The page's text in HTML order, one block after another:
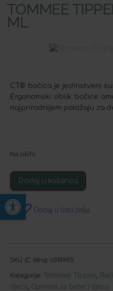
Open toolbar
TOMMEE
ML
CT® bočica je jedinstveni
Ergonomski oblik bočice
najprirodnijem položaju za
Na zalihi
Dodaj u košaricu
Dodaj u listu želja
SKU (C šifra): c010955
Kategorije: Tommee Tippee
djeca Oprema za bebe i djecu